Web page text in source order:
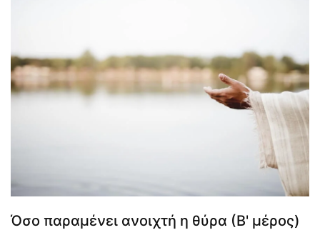
Όσο παραμένει ανοιχτή η θύρα (Β' μέρος)